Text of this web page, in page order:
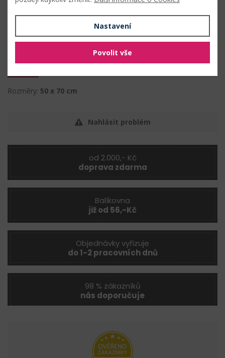
Složení: 100% bavlna
PŘIDAT DO OBLÍBENÝCH
Vlastnosti
Rozměry: 50 x 70 cm
Nahlásit problém
od 2.000,- Kč
doprava zdarma
Balíkovna
již od 56,-Kč
Objednávky vyřizuje
do 1-2 pracovních dnů
98 % zákazníků
nás doporučuje
Nastavení
Povolit vše